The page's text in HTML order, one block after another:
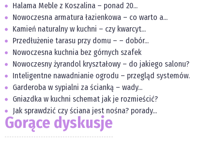
Halama Meble z Koszalina – ponad 20...
Nowoczesna armatura łazienkowa – co warto a...
Kamień naturalny w kuchni – czy kwarcyt...
Przedłużenie tarasu przy domu – – dobór...
Nowoczesna kuchnia bez górnych szafek
Nowoczesny żyrandol kryształowy – do jakiego salonu?
Inteligentne nawadnianie ogrodu – przegląd systemów.
Garderoba w sypialni za ścianką – wady...
Gniazdka w kuchni schemat jak je rozmieścić?
Jak sprawdzić czy ściana jest nośna? porady...
Gorące dyskusje